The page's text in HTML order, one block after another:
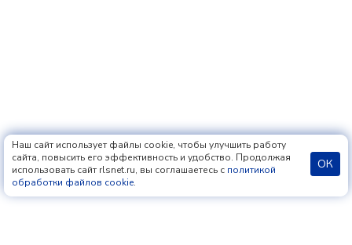
Наш сайт использует файлы cookie, чтобы улучшить работу
сайта, повысить его эффективность и удобство. Продолжая
использовать сайт rlsnet.ru, вы соглашаетесь с политикой
обработки файлов cookie.
ОК